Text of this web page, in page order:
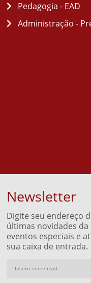
Pedagogia - EAD
Administração -
Newsletter
Digite seu endereço
últimas novidades da
eventos especiais e
sua caixa de entrada.